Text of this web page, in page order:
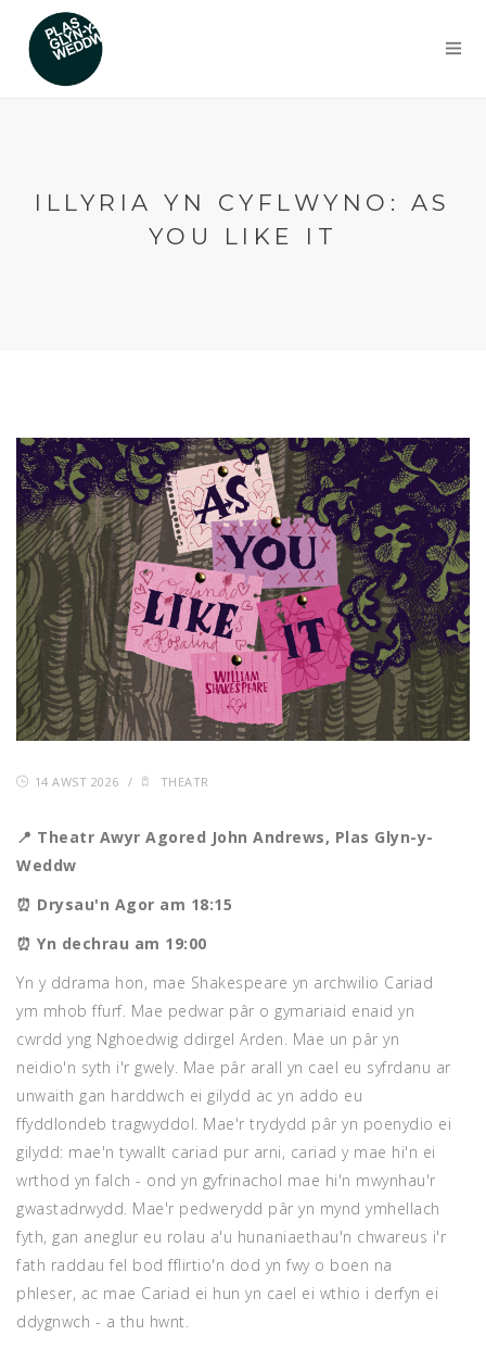
ILLYRIA YN CYFLWYNO: AS
YOU LIKE IT
14 AWST 2026 / THEATR
📍 Theatr Awyr Agored John Andrews, Plas Glyn-y-
Weddw
⏰ Drysau'n Agor am 18:15
⏰ Yn dechrau am 19:00
Yn y ddrama hon, mae Shakespeare yn archwilio Cariad
ym mhob ffurf. Mae pedwar pâr o gymariaid enaid yn
cwrdd yng Nghoedwig ddirgel Arden. Mae un pâr yn
neidio'n syth i'r gwely. Mae pâr arall yn cael eu syfrdanu ar
unwaith gan harddwch ei gilydd ac yn addo eu
ffyddlondeb tragwyddol. Mae'r trydydd pâr yn poenydio ei
gilydd: mae'n tywallt cariad pur arni, cariad y mae hi'n ei
wrthod yn falch - ond yn gyfrinachol mae hi'n mwynhau'r
gwastadrwydd. Mae'r pedwerydd pâr yn mynd ymhellach
fyth, gan aneglur eu rolau a'u hunaniaethau'n chwareus i'r
fath raddau fel bod fflirtio'n dod yn fwy o boen na
phleser, ac mae Cariad ei hun yn cael ei wthio i derfyn ei
ddygnwch - a thu hwnt.